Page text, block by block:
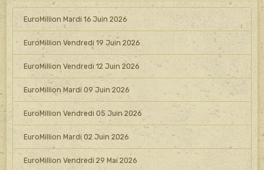
EuroMillion Mardi 16 Juin 2026
EuroMillion Vendredi 19 Juin 2026
EuroMillion Vendredi 12 Juin 2026
EuroMillion Mardi 09 Juin 2026
EuroMillion Vendredi 05 Juin 2026
EuroMillion Mardi 02 Juin 2026
EuroMillion Vendredi 29 Mai 2026